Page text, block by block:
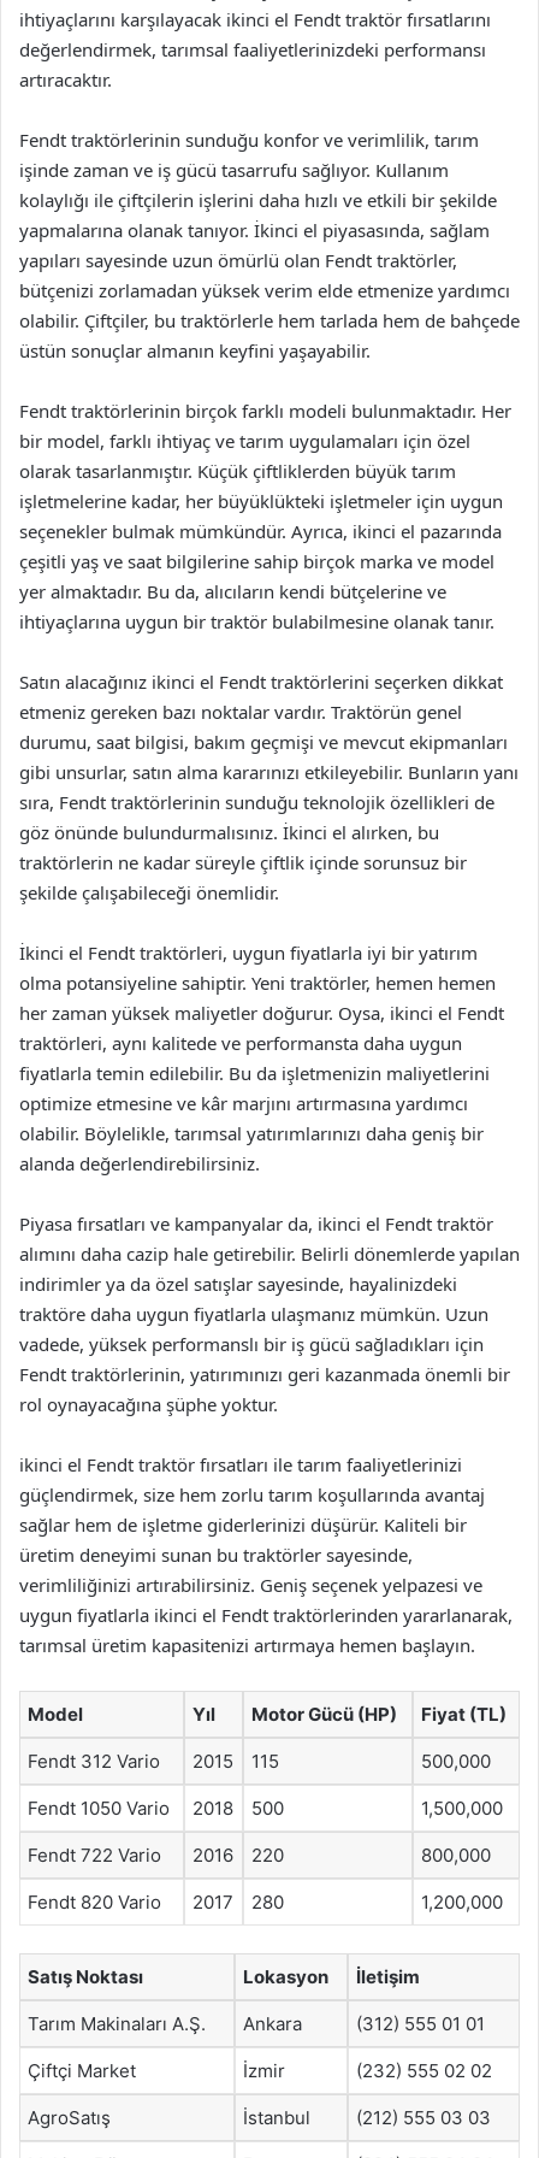
ihtiyaçlarını karşılayacak ikinci el Fendt traktör fırsatlarını
değerlendirmek, tarımsal faaliyetlerinizdeki performansı
artıracaktır.
Fendt traktörlerinin sunduğu konfor ve verimlilik, tarım
işinde zaman ve iş gücü tasarrufu sağlıyor. Kullanım
kolaylığı ile çiftçilerin işlerini daha hızlı ve etkili bir şekilde
yapmalarına olanak tanıyor. İkinci el piyasasında, sağlam
yapıları sayesinde uzun ömürlü olan Fendt traktörler,
bütçenizi zorlamadan yüksek verim elde etmenize yardımcı
olabilir. Çiftçiler, bu traktörlerle hem tarlada hem de bahçede
üstün sonuçlar almanın keyfini yaşayabilir.
Fendt traktörlerinin birçok farklı modeli bulunmaktadır. Her
bir model, farklı ihtiyaç ve tarım uygulamaları için özel
olarak tasarlanmıştır. Küçük çiftliklerden büyük tarım
işletmelerine kadar, her büyüklükteki işletmeler için uygun
seçenekler bulmak mümkündür. Ayrıca, ikinci el pazarında
çeşitli yaş ve saat bilgilerine sahip birçok marka ve model
yer almaktadır. Bu da, alıcıların kendi bütçelerine ve
ihtiyaçlarına uygun bir traktör bulabilmesine olanak tanır.
Satın alacağınız ikinci el Fendt traktörlerini seçerken dikkat
etmeniz gereken bazı noktalar vardır. Traktörün genel
durumu, saat bilgisi, bakım geçmişi ve mevcut ekipmanları
gibi unsurlar, satın alma kararınızı etkileyebilir. Bunların yanı
sıra, Fendt traktörlerinin sunduğu teknolojik özellikleri de
göz önünde bulundurmalısınız. İkinci el alırken, bu
traktörlerin ne kadar süreyle çiftlik içinde sorunsuz bir
şekilde çalışabileceği önemlidir.
İkinci el Fendt traktörleri, uygun fiyatlarla iyi bir yatırım
olma potansiyeline sahiptir. Yeni traktörler, hemen hemen
her zaman yüksek maliyetler doğurur. Oysa, ikinci el Fendt
traktörleri, aynı kalitede ve performansta daha uygun
fiyatlarla temin edilebilir. Bu da işletmenizin maliyetlerini
optimize etmesine ve kâr marjını artırmasına yardımcı
olabilir. Böylelikle, tarımsal yatırımlarınızı daha geniş bir
alanda değerlendirebilirsiniz.
Piyasa fırsatları ve kampanyalar da, ikinci el Fendt traktör
alımını daha cazip hale getirebilir. Belirli dönemlerde yapılan
indirimler ya da özel satışlar sayesinde, hayalinizdeki
traktöre daha uygun fiyatlarla ulaşmanız mümkün. Uzun
vadede, yüksek performanslı bir iş gücü sağladıkları için
Fendt traktörlerinin, yatırımınızı geri kazanmada önemli bir
rol oynayacağına şüphe yoktur.
ikinci el Fendt traktör fırsatları ile tarım faaliyetlerinizi
güçlendirmek, size hem zorlu tarım koşullarında avantaj
sağlar hem de işletme giderlerinizi düşürür. Kaliteli bir
üretim deneyimi sunan bu traktörler sayesinde,
verimliliğinizi artırabilirsiniz. Geniş seçenek yelpazesi ve
uygun fiyatlarla ikinci el Fendt traktörlerinden yararlanarak,
tarımsal üretim kapasitenizi artırmaya hemen başlayın.
Model Yıl Motor Gücü (HP) Fiyat (TL)
Fendt 312 Vario 2015 115 500,000
Fendt 1050 Vario 2018 500 1,500,000
Fendt 722 Vario 2016 220 800,000
Fendt 820 Vario 2017 280 1,200,000
Satış Noktası Lokasyon İletişim
Tarım Makinaları A.Ş. Ankara (312) 555 01 01
Çiftçi Market İzmir (232) 555 02 02
AgroSatış İstanbul (212) 555 03 03